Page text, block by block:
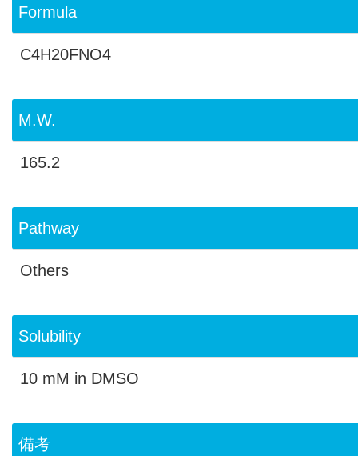
Formula
C4H20FNO4
M.W.
165.2
Pathway
Others
Solubility
10 mM in DMSO
備考